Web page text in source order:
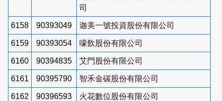
司
6158 90393049 迦美一號投資股份有限公司
6159 90393054 嚎飲股份有限公司
6160 90394835 艾門股份有限公司
6161 90395790 智禾金碳股份有限公司
6162 90396593 火花數位股份有限公司